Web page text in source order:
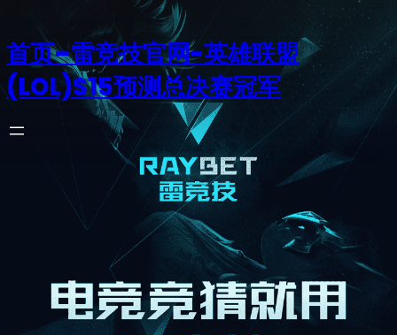
首页–雷竞技官网-英雄联盟
(LOL)S15预测总决赛冠军